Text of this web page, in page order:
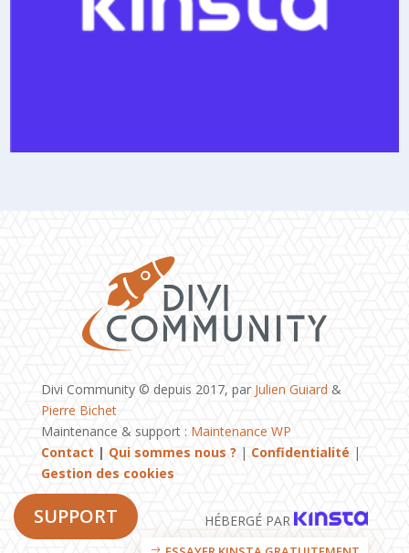
SUPPORT
Divi Community © depuis 2017, par Julien Guiard &
Pierre Bichet
Maintenance & support : Maintenance WP
Contact | Qui sommes nous ? | Confidentialité |
Gestion des cookies
HÉBERGÉ PAR